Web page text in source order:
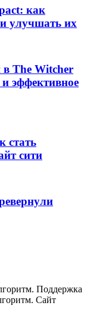
как
улучшать их
в The Witcher
эффективное
стать
сити
Поддержка
Сайт